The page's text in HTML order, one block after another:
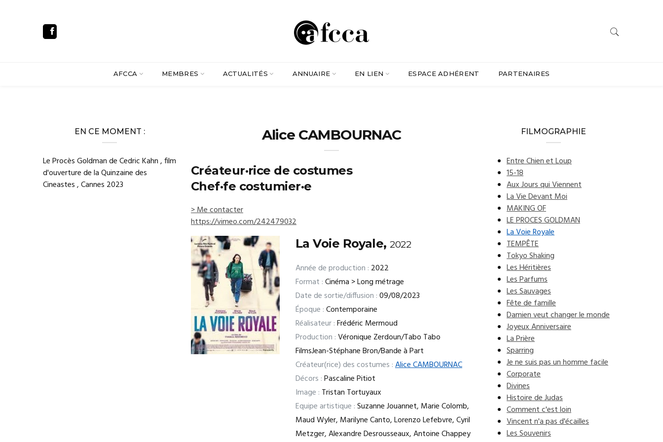
AFCCA MEMBRES ACTUALITÉS ANNUAIRE EN LIEN ESPACE ADHÉRENT PARTENAIRES
Alice CAMBOURNAC
Créateur·rice de costumes
Chef·fe costumier·e
> Me contacter
https://vimeo.com/242479032
La Voie Royale,2022
Année de production : 2022
Format :Cinéma > Long métrage
Date de sortie/diffusion :09/08/2023
Époque :Contemporaine
Réalisateur :Frédéric Mermoud
Production :Véronique Zerdoun/Tabo Tabo
FilmsJean-Stéphane Bron/Bande à Part
Créateur(rice) des costumes :Alice CAMBOURNAC
Décors :Pascaline Pitiot
Image : Tristan Tortuyaux
Equipe artistique :Suzanne Jouannet, Marie Colomb,
Maud Wyler, Marilyne Canto, Lorenzo Lefebvre, Cyril
Metzger, Alexandre Desrousseaux, Antoine Chappey
EN CE MOMENT :
Le Procès Goldman de Cedric Kahn , film
d'ouverture de la Quinzaine des
Cineastes , Cannes 2023
FILMOGRAPHIE
Entre Chien et Loup
15-18
Aux Jours qui Viennent
La Vie Devant Moi
MAKING OF
LE PROCES GOLDMAN
La Voie Royale
TEMPÊTE
Tokyo Shaking
Les Héritières
Les Parfums
Les Sauvages
Fête de famille
Damien veut changer le monde
Joyeux Anniversaire
La Prière
Sparring
Je ne suis pas un homme facile
Corporate
Divines
Histoire de Judas
Comment c'est loin
Vincent n'a pas d'écailles
Les Souvenirs